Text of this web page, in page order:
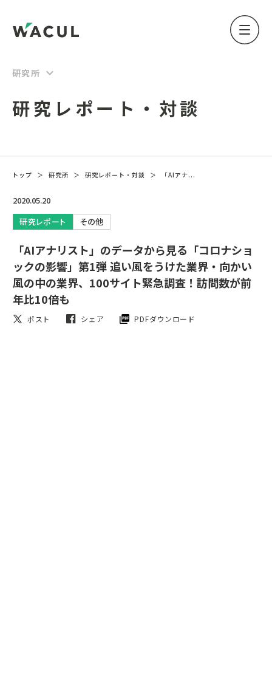
研究レポート・対談
研究所 keyboard_arrow_down
トップ ＞ 研究所 ＞ 研究レポート・対談 ＞ 「AIアナ...
2020.05.20
研究レポート
その他
「AIアナリスト」のデータから見る「コロナショ
ックの影響」第1弾 追い風をうけた業界・向かい
風の中の業界、100サイト緊急調査！訪問数が前
年比10倍も
ポスト シェア PDFダウンロード